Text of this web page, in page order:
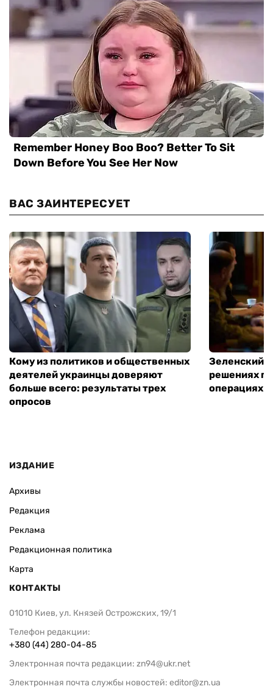
ВАС ЗАИНТЕРЕСУЕТ
Кому из политиков и общественных
деятелей украинцы доверяют
больше всего: результаты трех
опросов
Зеленский
решениях
операциях
ИЗДАНИЕ
Архивы
Редакция
Реклама
Редакционная политика
Карта
КОНТАКТЫ
01010 Киев, ул. Князей Острожских, 19/1
Телефон редакции:
+380 (44) 280-04-85
Электронная почта редакции: zn94@ukr.net
Электронная почта службы новостей: editor@zn.ua